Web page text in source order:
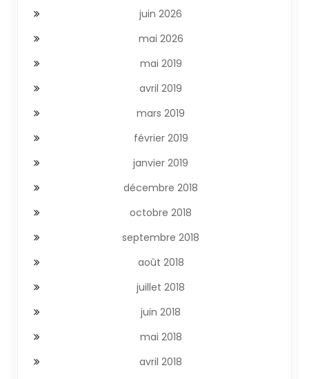
juin 2026
mai 2026
mai 2019
avril 2019
mars 2019
février 2019
janvier 2019
décembre 2018
octobre 2018
septembre 2018
août 2018
juillet 2018
juin 2018
mai 2018
avril 2018